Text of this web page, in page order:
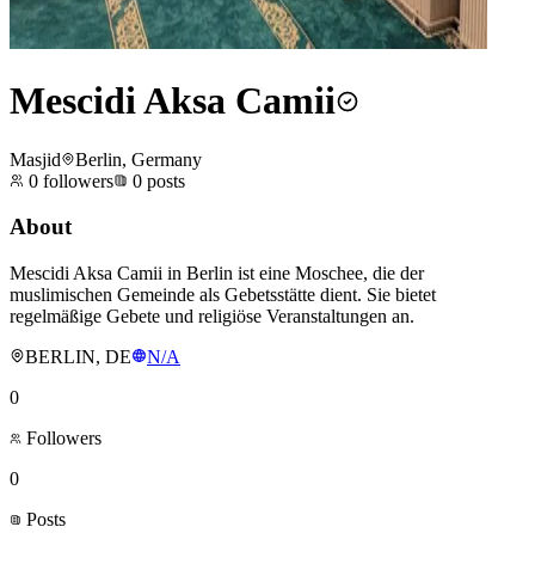
Mescidi Aksa Camii
Masjid
Berlin, Germany
0 followers 0 posts
About
Mescidi Aksa Camii in Berlin ist eine Moschee, die der
muslimischen Gemeinde als Gebetsstätte dient. Sie bietet
regelmäßige Gebete und religiöse Veranstaltungen an.
BERLIN, DE
N/A
0
Followers
0
Posts